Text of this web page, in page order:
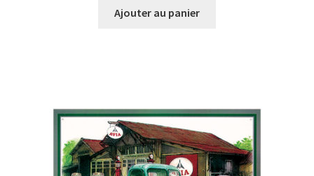
Ajouter au panier